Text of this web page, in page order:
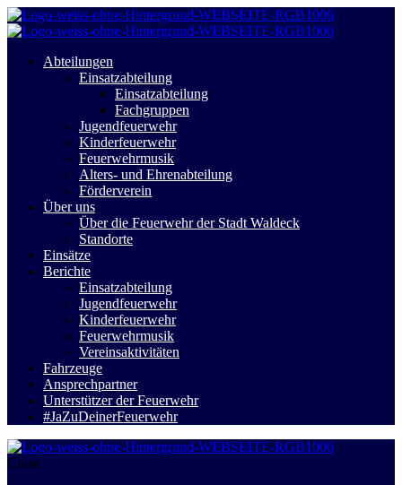
Abteilungen
Einsatzabteilung
Einsatzabteilung
Fachgruppen
Jugendfeuerwehr
Kinderfeuerwehr
Feuerwehrmusik
Alters- und Ehrenabteilung
Förderverein
Über uns
Über die Feuerwehr der Stadt Waldeck
Standorte
Einsätze
Berichte
Einsatzabteilung
Jugendfeuerwehr
Kinderfeuerwehr
Feuerwehrmusik
Vereinsaktivitäten
Fahrzeuge
Ansprechpartner
Unterstützer der Feuerwehr
#JaZuDeinerFeuerwehr
Close